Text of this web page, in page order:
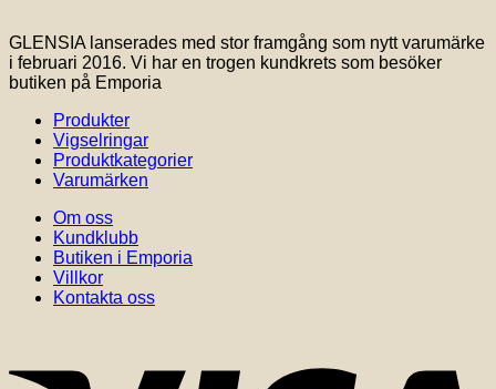
GLENSIA lanserades med stor framgång som nytt varumärke
i februari 2016. Vi har en trogen kundkrets som besöker
butiken på Emporia
Produkter
Vigselringar
Produktkategorier
Varumärken
Om oss
Kundklubb
Butiken i Emporia
Villkor
Kontakta oss